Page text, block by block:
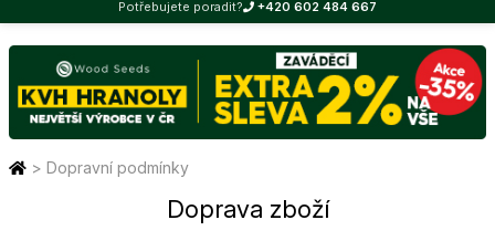
Potřebujete poradit? +420 602 484 667
> Dopravní podmínky
Doprava zboží